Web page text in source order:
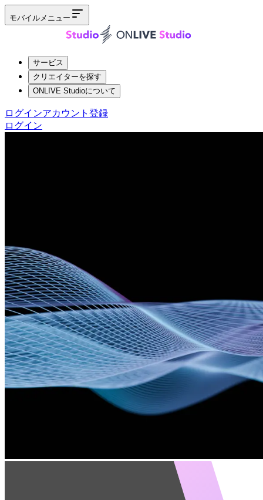
モバイルメニュー
サービス
クリエイターを探す
ONLIVE Studioについて
ログインアカウント登録
ログイン